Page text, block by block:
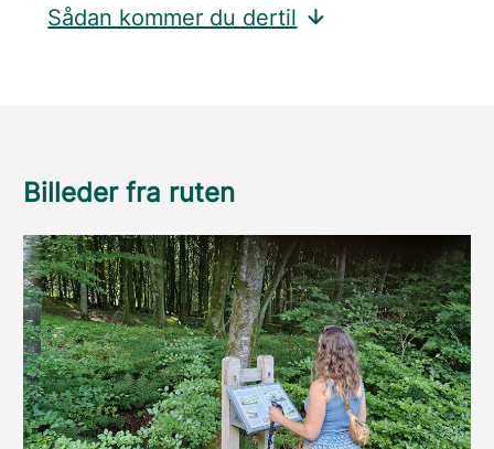
Sådan kommer du dertil
Billeder fra ruten